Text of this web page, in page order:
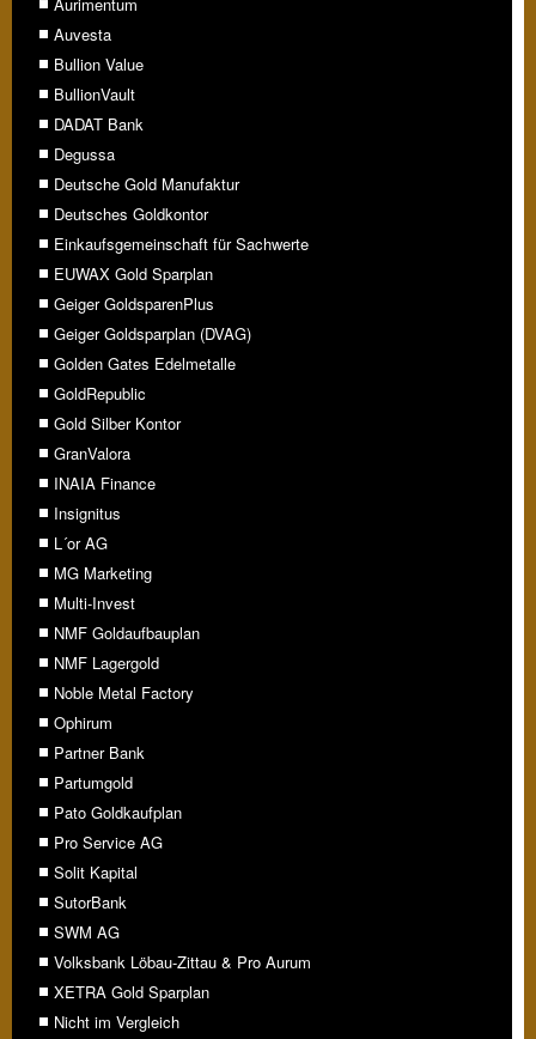
Auvesta
Bullion Value
BullionVault
DADAT Bank
Degussa
Deutsche Gold Manufaktur
Deutsches Goldkontor
Einkaufsgemeinschaft für Sachwerte
EUWAX Gold Sparplan
Geiger GoldsparenPlus
Geiger Goldsparplan (DVAG)
Golden Gates Edelmetalle
GoldRepublic
Gold Silber Kontor
GranValora
INAIA Finance
Insignitus
L´or AG
MG Marketing
Multi-Invest
NMF Goldaufbauplan
NMF Lagergold
Noble Metal Factory
Ophirum
Partner Bank
Partumgold
Pato Goldkaufplan
Pro Service AG
Solit Kapital
SutorBank
SWM AG
Volksbank Löbau-Zittau & Pro Aurum
XETRA Gold Sparplan
Nicht im Vergleich